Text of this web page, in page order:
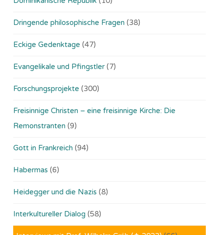
Dringende philosophische Fragen (38)
Eckige Gedenktage (47)
Evangelikale und Pfingstler (7)
Forschungsprojekte (300)
Freisinnige Christen – eine freisinnige Kirche: Die
Remonstranten (9)
Gott in Frankreich (94)
Habermas (6)
Heidegger und die Nazis (8)
Interkultureller Dialog (58)